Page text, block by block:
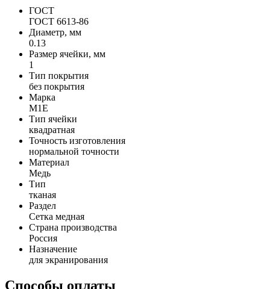
ГОСТ
ГОСТ 6613-86
Диаметр, мм
0.13
Размер ячейки, мм
1
Тип покрытия
без покрытия
Марка
М1Е
Тип ячейки
квадратная
Точность изготовления
нормальной точности
Материал
Медь
Тип
тканая
Раздел
Сетка медная
Страна производства
Россия
Назначение
для экранирования
Способы оплаты